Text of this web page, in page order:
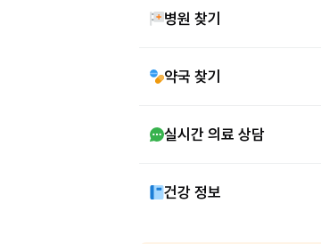
병원 찾기
약국 찾기
실시간 의료 상담
건강 정보